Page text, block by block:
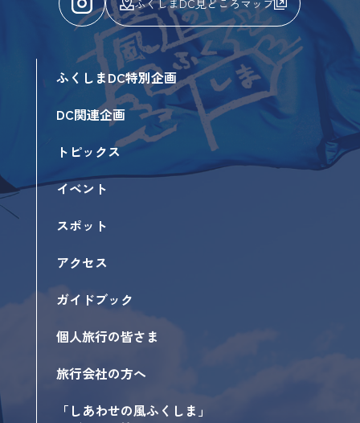
ふくしまDC特別企画
DC関連企画
トピックス
イベント
スポット
アクセス
ガイドブック
個人旅行の皆さま
旅行会社の方へ
「しあわせの風ふくしま」